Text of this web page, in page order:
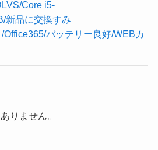
Core i5-
新品に交換すみ
バッテリー良好/WEBカ
りません。